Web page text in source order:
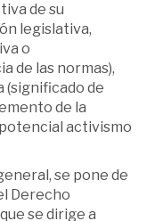
de su
legislativa,
o
de las normas),
(significado de
de la
activismo
se pone de
Derecho
se dirige a